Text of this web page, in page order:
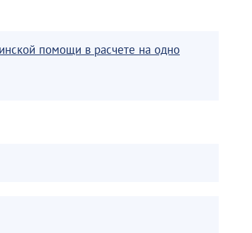
помощи в расчете на одно